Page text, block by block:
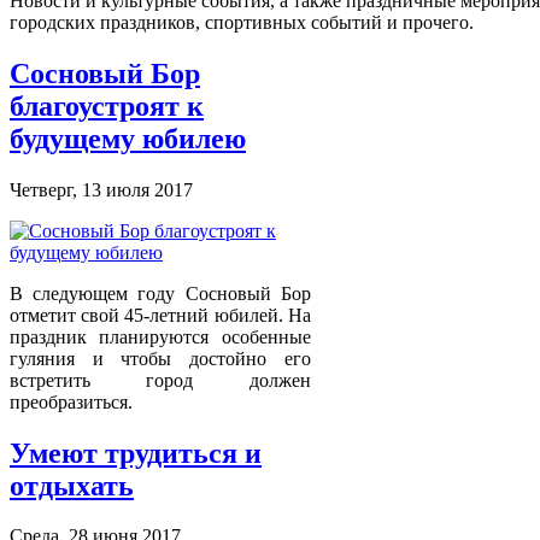
городских праздников, спортивных событий и прочего.
Сосновый Бор
благоустроят к
будущему юбилею
Четверг, 13 июля 2017
В следующем году Сосновый Бор
отметит свой 45-летний юбилей. На
праздник планируются особенные
гуляния и чтобы достойно его
встретить город должен
преобразиться.
Умеют трудиться и
отдыхать